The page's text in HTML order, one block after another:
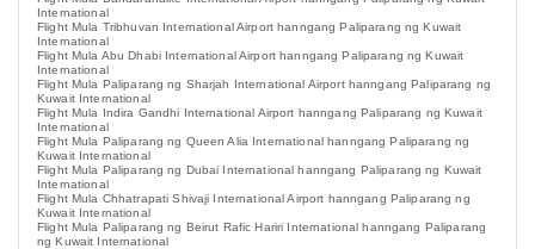
International
Flight Mula Tribhuvan International Airport hanngang Paliparang ng Kuwait
International
Flight Mula Abu Dhabi International Airport hanngang Paliparang ng Kuwait
International
Flight Mula Paliparang ng Sharjah International Airport hanngang Paliparang ng
Kuwait International
Flight Mula Indira Gandhi International Airport hanngang Paliparang ng Kuwait
International
Flight Mula Paliparang ng Queen Alia International hanngang Paliparang ng
Kuwait International
Flight Mula Paliparang ng Dubai International hanngang Paliparang ng Kuwait
International
Flight Mula Chhatrapati Shivaji International Airport hanngang Paliparang ng
Kuwait International
Flight Mula Paliparang ng Beirut Rafic Hariri International hanngang Paliparang
ng Kuwait International